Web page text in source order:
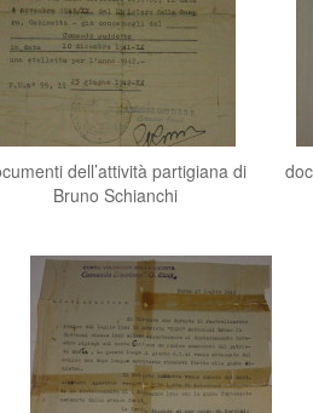
dell’attività partigiana di
Bruno Schianchi